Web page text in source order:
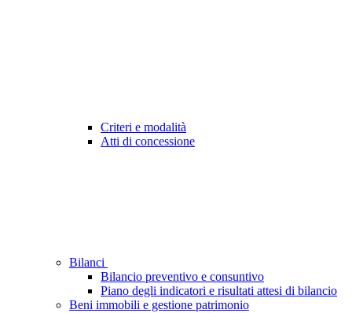
Criteri e modalità
Atti di concessione
Bilanci
Bilancio preventivo e consuntivo
Piano degli indicatori e risultati attesi di bilancio
Beni immobili e gestione patrimonio